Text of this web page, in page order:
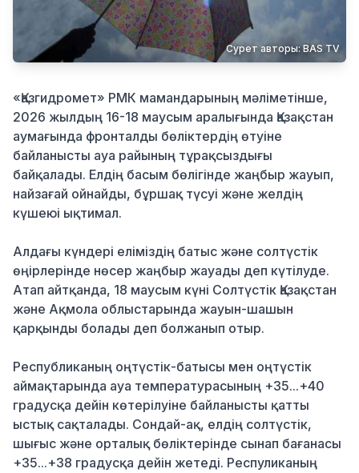
Сурет авторы: BAS TV
«Қазгидромет» РМК мамандарының мәліметінше,
2026 жылдың 16-18 маусым аралығында Қазақстан
аумағында фронталды бөліктердің өтуіне
байланысты ауа райының тұрақсыздығы
байқалады. Елдің басым бөлігінде жаңбыр жауып,
найзағай ойнайды, бұршақ түсуі және желдің
күшеюі ықтимал.
Алдағы күндері еліміздің батыс және солтүстік
өңірлерінде нөсер жаңбыр жауады деп күтілуде.
Атап айтқанда, 18 маусым күні Солтүстік Қазақстан
және Ақмола облыстарында жауын-шашын
қарқынды болады деп болжанып отыр.
Республиканың оңтүстік-батысы мен оңтүстік
аймақтарында ауа температурасының +35...+40
градусқа дейін көтерілуіне байланысты қатты
ыстық сақталады. Сондай-ақ, елдің солтүстік,
шығыс және орталық бөліктерінде сынап бағанасы
+35...+38 градусқа дейін жетеді. Респуликаның